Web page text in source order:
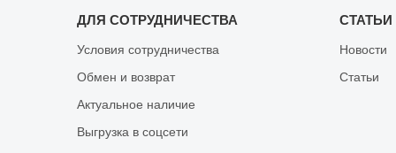
ДЛЯ СОТРУДНИЧЕСТВА
Условия сотрудничества
Обмен и возврат
Актуальное наличие
Выгрузка в соцсети
Новости
Статьи